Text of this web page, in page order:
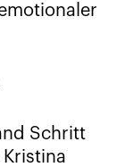
Schritt